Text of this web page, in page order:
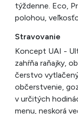
týždenne. Eco,
polohou,
Stravovanie
Koncept UAI -
zahŕňa raňajky,
čerstvo
občerstvenie,
v určitých
menu, neskorá